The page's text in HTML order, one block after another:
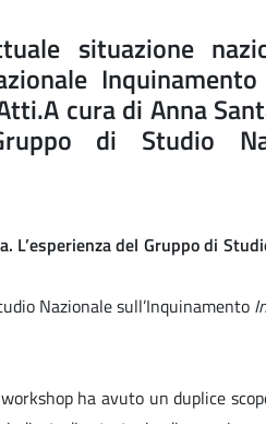
situazione
cura di Anna
di Studio
del Gruppo di
Nazionale sull’Inquinamento
ha avuto un duplice